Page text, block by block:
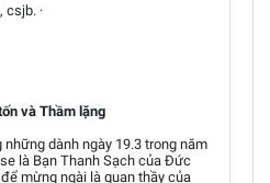
csjb. ·
và Thầm lặng
những dành ngày 19.3 trong năm
là Bạn Thanh Sạch của Đức
mừng ngài là quan thầy của